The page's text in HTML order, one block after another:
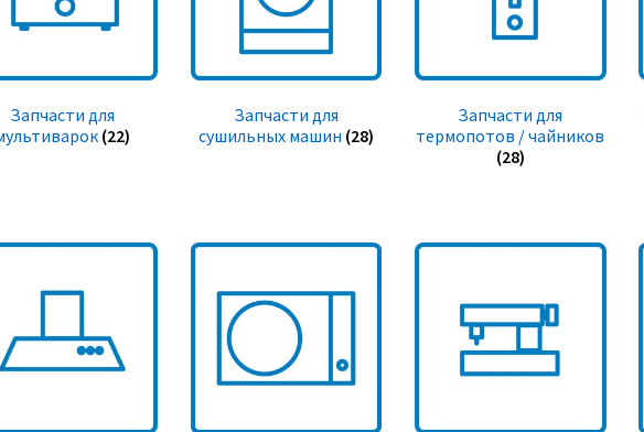
Запчасти для
(22)
Запчасти для
сушильных машин (28)
Запчасти для
термопотов / чайников
(28)